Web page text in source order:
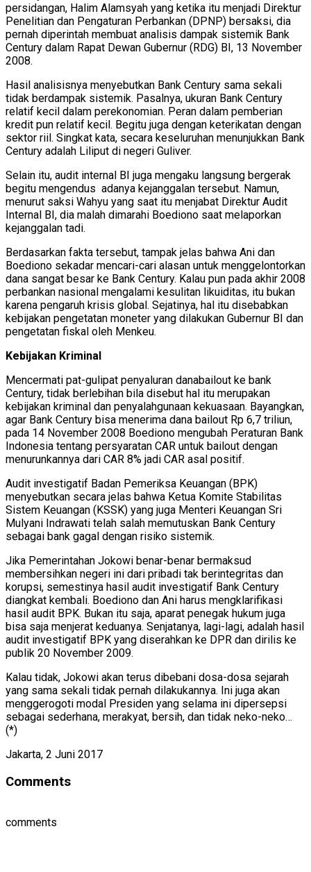
persidangan, Halim Alamsyah yang ketika itu menjadi Direktur
Penelitian dan Pengaturan Perbankan (DPNP) bersaksi, dia
pernah diperintah membuat analisis dampak sistemik Bank
Century dalam Rapat Dewan Gubernur (RDG) BI, 13 November
2008.
Hasil analisisnya menyebutkan Bank Century sama sekali
tidak berdampak sistemik. Pasalnya, ukuran Bank Century
relatif kecil dalam perekonomian. Peran dalam pemberian
kredit pun relatif kecil. Begitu juga dengan keterikatan dengan
sektor riil. Singkat kata, secara keseluruhan menunjukkan Bank
Century adalah Liliput di negeri Guliver.
Selain itu, audit internal BI juga mengaku langsung bergerak
begitu mengendus adanya kejanggalan tersebut. Namun,
menurut saksi Wahyu yang saat itu menjabat Direktur Audit
Internal BI, dia malah dimarahi Boediono saat melaporkan
kejanggalan tadi.
Berdasarkan fakta tersebut, tampak jelas bahwa Ani dan
Boediono sekadar mencari-cari alasan untuk menggelontorkan
dana sangat besar ke Bank Century. Kalau pun pada akhir 2008
perbankan nasional mengalami kesulitan likuiditas, itu bukan
karena pengaruh krisis global. Sejatinya, hal itu disebabkan
kebijakan pengetatan moneter yang dilakukan Gubernur BI dan
pengetatan fiskal oleh Menkeu.
Kebijakan Kriminal
Mencermati pat-gulipat penyaluran danabailout ke bank
Century, tidak berlebihan bila disebut hal itu merupakan
kebijakan kriminal dan penyalahgunaan kekuasaan. Bayangkan,
agar Bank Century bisa menerima dana bailout Rp 6,7 triliun,
pada 14 November 2008 Boediono mengubah Peraturan Bank
Indonesia tentang persyaratan CAR untuk bailout dengan
menurunkannya dari CAR 8% jadi CAR asal positif.
Audit investigatif Badan Pemeriksa Keuangan (BPK)
menyebutkan secara jelas bahwa Ketua Komite Stabilitas
Sistem Keuangan (KSSK) yang juga Menteri Keuangan Sri
Mulyani Indrawati telah salah memutuskan Bank Century
sebagai bank gagal dengan risiko sistemik.
Jika Pemerintahan Jokowi benar-benar bermaksud
membersihkan negeri ini dari pribadi tak berintegritas dan
korupsi, semestinya hasil audit investigatif Bank Century
diangkat kembali. Boediono dan Ani harus mengklarifikasi
hasil audit BPK. Bukan itu saja, aparat penegak hukum juga
bisa saja menjerat keduanya. Senjatanya, lagi-lagi, adalah hasil
audit investigatif BPK yang diserahkan ke DPR dan dirilis ke
publik 20 November 2009.
Kalau tidak, Jokowi akan terus dibebani dosa-dosa sejarah
yang sama sekali tidak pernah dilakukannya. Ini juga akan
menggerogoti modal Presiden yang selama ini dipersepsi
sebagai sederhana, merakyat, bersih, dan tidak neko-neko…
(*)
Jakarta, 2 Juni 2017
Comments
comments